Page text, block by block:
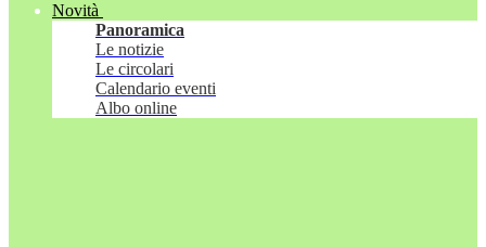
Novità
Panoramica
Le notizie
Le circolari
Calendario eventi
Albo online